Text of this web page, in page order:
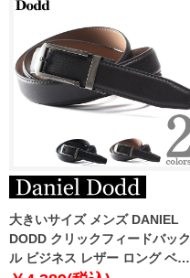
大きいサイズ メンズ DANIEL
DODD クリックフィードバック
ル ビジネス レザー ロング ベル